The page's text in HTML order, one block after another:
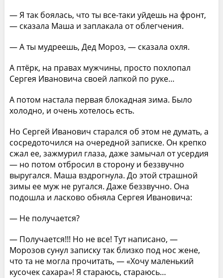
— Я так боялась, что ты все-таки уйдешь на фронт,
— сказала Маша и заплакала от облегчения.
— А ты мудреешь, Дед Мороз, — сказала охля.
А птёрк, на правах мужчины, просто похлопал
Сергея Ивановича своей лапкой по руке…
А потом настала первая блокадная зима. Было
холодно, и очень хотелось есть.
Но Сергей Иванович старался об этом не думать, а
сосредоточился на очередной записке. Он крепко
сжал ее, зажмурил глаза, даже замычал от усердия
— но потом отбросил в сторону и беззвучно
выругался. Маша вздрогнула. До этой страшной
зимы ее муж не ругался. Даже беззвучно. Она
подошла и ласково обняла Сергея Ивановича:
— Не получается?
— Получается!!! Но не все! Тут написано, —
Морозов сунул записку так близко под нос жене,
что та не могла прочитать, — «Хочу маленький
кусочек сахара»! Я стараюсь, стараюсь…